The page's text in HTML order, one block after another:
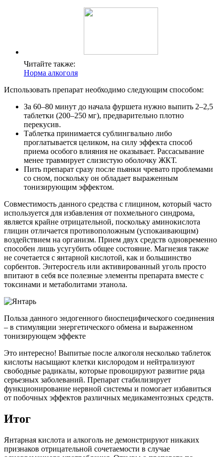
Читайте также:
Норма алкоголя
Использовать препарат необходимо следующим способом:
За 60–80 минут до начала фуршета нужно выпить 2–2,5
таблетки (200–250 мг), предварительно плотно
перекусив.
Таблетка принимается сублингвально либо
проглатывается целиком, на силу эффекта способ
приема особого влияния не оказывает. Рассасывание
менее травмирует слизистую оболочку ЖКТ.
Пить препарат сразу после пьянки чревато проблемами
со сном, поскольку он обладает выраженным
тонизирующим эффектом.
Совместимость данного средства с глицином, который часто
используется для избавления от похмельного синдрома,
является крайне отрицательной, поскольку аминокислота
глицин отличается противоположным (успокаивающим)
воздействием на организм. Прием двух средств одновременно
способен лишь усугубить общее состояние. Магнезия также
не сочетается с янтарной кислотой, как и большинство
сорбентов. Энтеросгель или активированный уголь просто
впитают в себя все полезные элементы препарата вместе с
токсинами и метаболитами этанола.
Польза данного эндогенного биоспецифического соединения
– в стимуляции энергетического обмена и выраженном
тонизирующем эффекте
Это интересно! Выпитые после алкоголя несколько таблеток
кислоты насыщают клетки кислородом и нейтрализуют
свободные радикалы, которые провоцируют развитие ряда
серьезных заболеваний. Препарат стабилизирует
функционирование нервной системы и помогает избавиться
от побочных эффектов различных медикаментозных средств.
Итог
Янтарная кислота и алкоголь не демонстрируют никаких
признаков отрицательной сочетаемости в случае